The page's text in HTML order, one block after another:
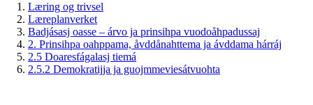
Læring og trivsel
Læreplanverket
Badjásasj oasse – árvo ja prinsihpa vuodoåhpadussaj
2. Prinsihpa oahppama, åvddånahttema ja ávddama hárráj
2.5 Doaresfágalasj tiemá
2.5.2 Demokratijja ja guojmmeviesátvuohta